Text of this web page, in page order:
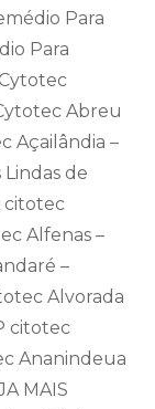
Para
Para
Abreu
Açailândia –
de
citotec
Alfenas –
–
Alvorada
citotec
Ananindeua
MAIS